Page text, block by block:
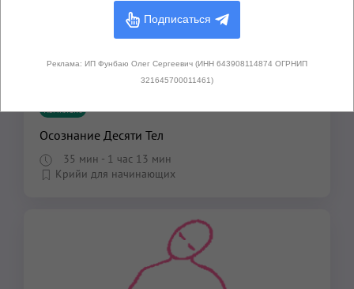
Комплекс
Осознание Десяти Тел
35 мин - 1 час 13 мин
Крийи для начинающих
Подписаться
Реклама: ИП Фунбаю Олег Сергеевич (ИНН 643908114874 ОГРНИП
321645700011461)